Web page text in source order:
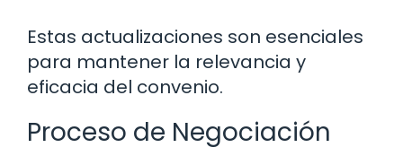
Estas actualizaciones son esenciales
para mantener la relevancia y
eficacia del convenio.
Proceso de Negociación